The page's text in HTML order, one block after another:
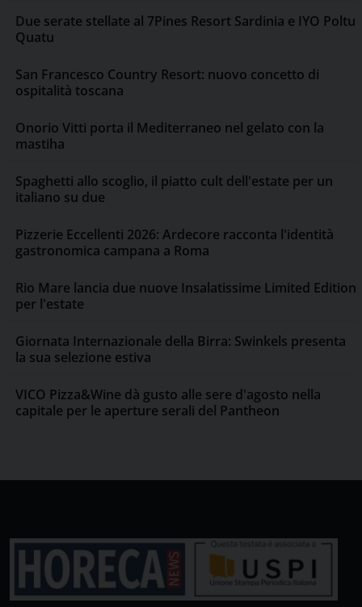
Due serate stellate al 7Pines Resort Sardinia e IYO Poltu
Quatu
San Francesco Country Resort: nuovo concetto di
ospitalità toscana
Onorio Vitti porta il Mediterraneo nel gelato con la
mastiha
Spaghetti allo scoglio, il piatto cult dell'estate per un
italiano su due
Pizzerie Eccellenti 2026: Ardecore racconta l'identità
gastronomica campana a Roma
Rio Mare lancia due nuove Insalatissime Limited Edition
per l'estate
Giornata Internazionale della Birra: Swinkels presenta
la sua selezione estiva
VICO Pizza&Wine dà gusto alle sere d'agosto nella
capitale per le aperture serali del Pantheon